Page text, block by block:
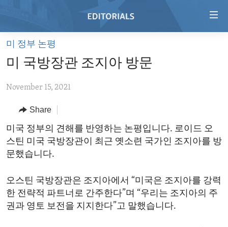
Skip
main
Skip
Navigation
Skip
to
HOME
VIDEO
RADIO
REGIONS
AFRICA
AMERICAS
EUROPE
MIDDLE EAST
TOPICS
HUMAN RIGHTS
AID AND DEVELOPMENT
DEMOCRACY AND GOVERNANCE
ARCHIVE
FOLLOW US
미 정부 논평
미 국방장관 조지아 방문
November 15, 2021
Share
미국 정부의 견해를 반영하는 논평입니다. 로이드 오
스틴 미국 국방장관이 최근 옛소련 국가인 조지아를 방
문했습니다.
오스틴 국방장관은 조지아에서 “미국은 조지아를 강력
한 전략적 파트너로 간주한다”며 “우리는 조지아의 주
권과 영토 보전을 지지한다”고 말했습니다.